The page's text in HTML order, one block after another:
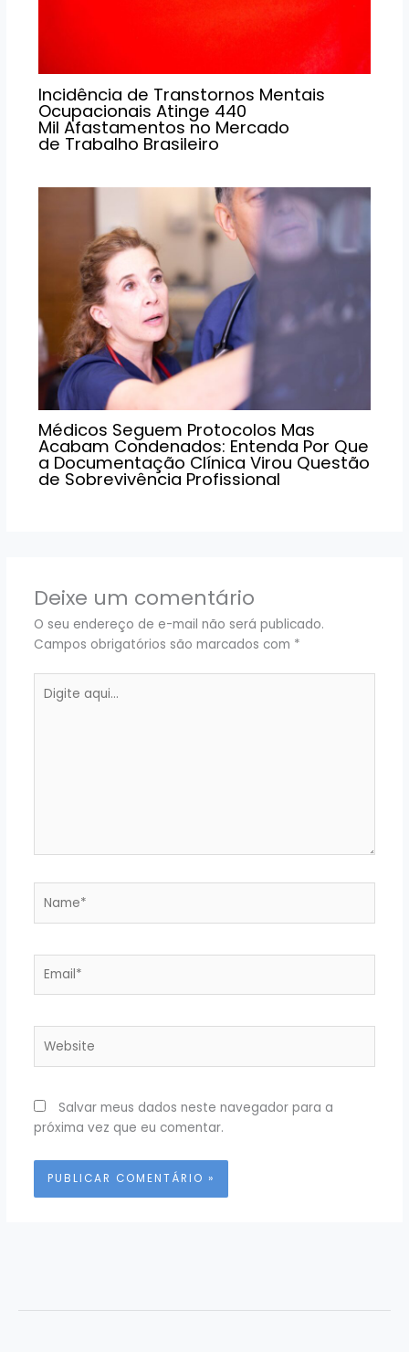
Incidência de Transtornos Mentais
Ocupacionais Atinge 440
Mil Afastamentos no Mercado
de Trabalho Brasileiro
Médicos Seguem Protocolos Mas
Acabam Condenados: Entenda Por Que
a Documentação Clínica Virou Questão
de Sobrevivência Profissional
Deixe um comentário
O seu endereço de e-mail não será publicado.
Campos obrigatórios são marcados com *
aqui...
Salvar meus dados neste navegador para a
próxima vez que eu comentar.